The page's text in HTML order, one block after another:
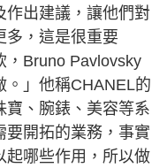
作出建議，讓他們對
多，這是很重要
，Bruno Pavlovsky
。」他稱CHANEL的
寶、腕錶、美容等系
要開拓的業務，事實
起哪些作用，所以做